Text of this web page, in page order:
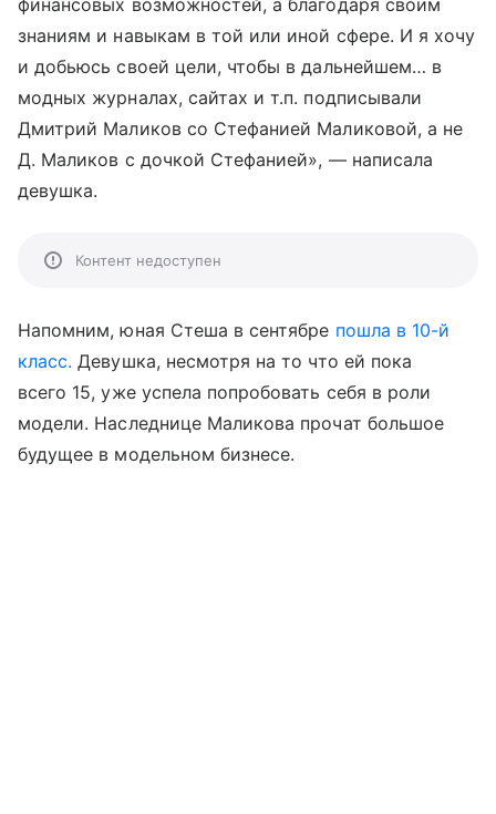
финансовых возможностей, а благодаря своим
знаниям и навыкам в той или иной сфере. И я хочу
и добьюсь своей цели, чтобы в дальнейшем… в
модных журналах, сайтах и т.п. подписывали
Дмитрий Маликов со Стефанией Маликовой, а не
Д. Маликов с дочкой Стефанией», — написала
девушка.
Контент недоступен
Напомним, юная Стеша в сентябре пошла в 10-й
класс. Девушка, несмотря на то что ей пока
всего 15, уже успела попробовать себя в роли
модели. Наследнице Маликова прочат большое
будущее в модельном бизнесе.